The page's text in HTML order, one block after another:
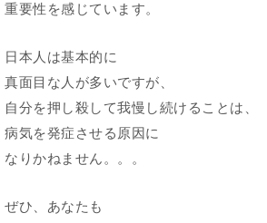
重要性を感じています。
日本人は基本的に
真面目な人が多いですが、
自分を押し殺して我慢し続けることは、
病気を発症させる原因に
なりかねません。。。
ぜひ、あなたも